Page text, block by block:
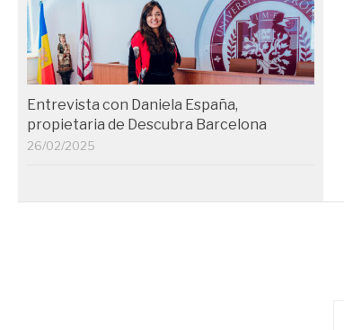
Entrevista con Daniela España,
propietaria de Descubra Barcelona
26/02/2025